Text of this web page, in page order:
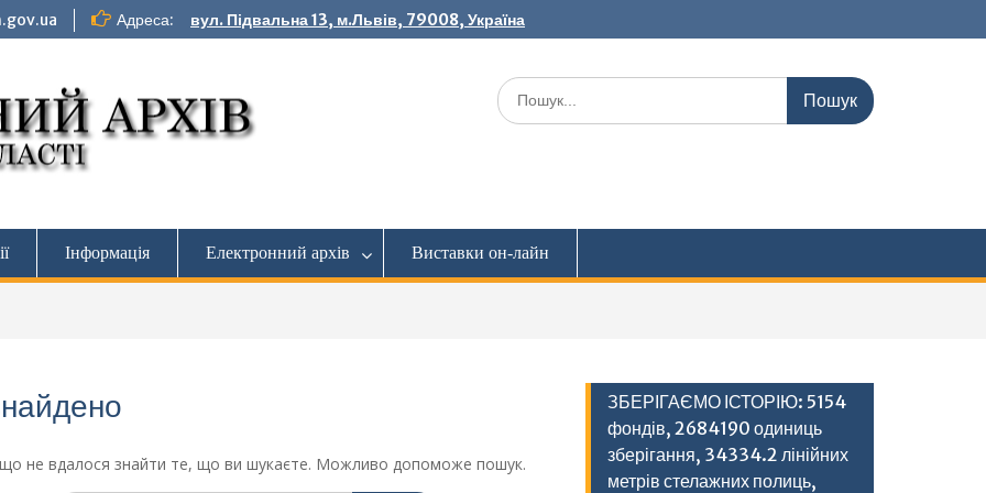
Адреса: вул. Підвальна 13, м.Львів, 79008, Україна
Шукати:
Інформація Електронний архів Виставки он-лайн
не вдалося знайти те, що ви шукаєте. Можливо допоможе пошук.
ЗБЕРІГАЄМО ІСТОРІЮ: 5154
фондів, 2684190 одиниць
зберігання, 34334.2 лінійних
метрів стелажних полиць,